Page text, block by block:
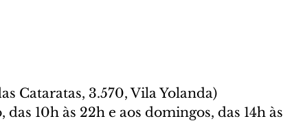
Cataratas, 3.570, Vila Yolanda)
10h às 22h e aos domingos, das 14h às